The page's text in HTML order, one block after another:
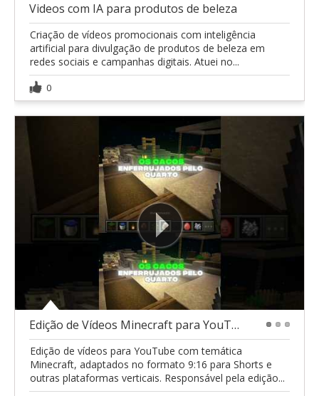
Videos com IA para produtos de beleza
Criação de vídeos promocionais com inteligência
artificial para divulgação de produtos de beleza em
redes sociais e campanhas digitais. Atuei no...
0
Edição de Vídeos Minecraft para YouTube Shorts
Edição de vídeos para YouTube com temática
Minecraft, adaptados no formato 9:16 para Shorts e
outras plataformas verticais. Responsável pela edição...